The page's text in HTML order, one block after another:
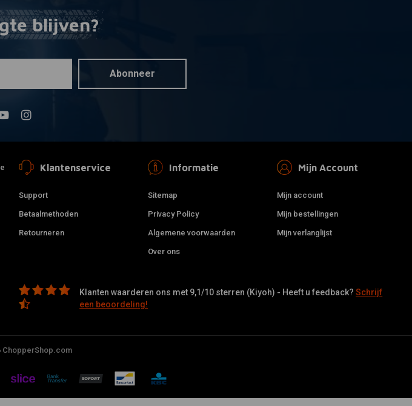
blijven?
Abonneer
Klantenservice
Support
Betaalmethoden
Retourneren
Informatie
Sitemap
Privacy Policy
Algemene voorwaarden
Over ons
Mijn Account
Mijn account
Mijn bestellingen
Mijn verlanglijst
Klanten waarderen ons met 9,1/10 sterren (Kiyoh) - Heeft u feedback?Schrijf
een beoordeling!
ChopperShop.com